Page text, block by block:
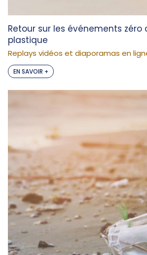
Retour sur les événements zéro
plastique
Replays vidéos et diaporamas en
EN SAVOIR +